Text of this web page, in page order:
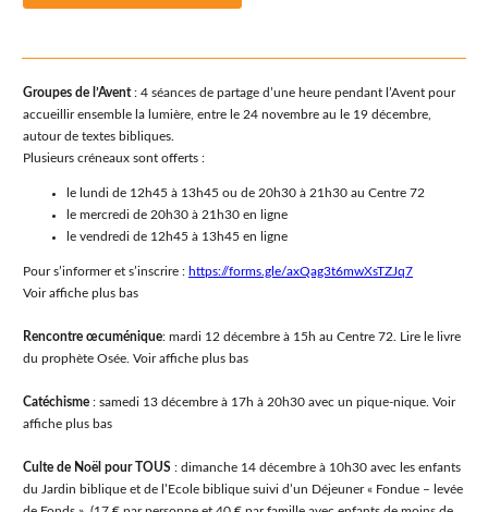
Groupes de l’Avent: 4 séances de partage d’une heure pendant l’Avent pour
accueillir ensemble la lumière, entre le 24 novembre au le 19 décembre,
autour de textes bibliques.
Plusieurs créneaux sont offerts :
le lundi de 12h45 à 13h45 ou de 20h30 à 21h30 au Centre 72
le mercredi de 20h30 à 21h30 en ligne
le vendredi de 12h45 à 13h45 en ligne
Pour s’informer et s’inscrire : https://forms.gle/axQag3t6mwXsTZJq7
Voir affiche plus bas
Rencontre œcuménique: mardi 12 décembre à 15h au Centre 72. Lire le livre
du prophète Osée. Voir affiche plus bas
Catéchisme : samedi 13 décembre à 17h à 20h30 avec un pique-nique. Voir
affiche plus bas
Culte de Noël pour TOUS : dimanche 14 décembre à 10h30 avec les enfants
du Jardin biblique et de l’Ecole biblique suivi d’un Déjeuner « Fondue – levée